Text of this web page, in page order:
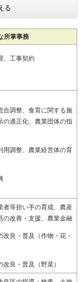
る
所掌事務
、工事契約
合調整、食育に関する施
の適正化、農業団体の指
用調整、農業経営体の育
者等担い手の育成、農産
の改善・支援、農業金融
改良・普及（作物・花・
改良・普及（野菜）